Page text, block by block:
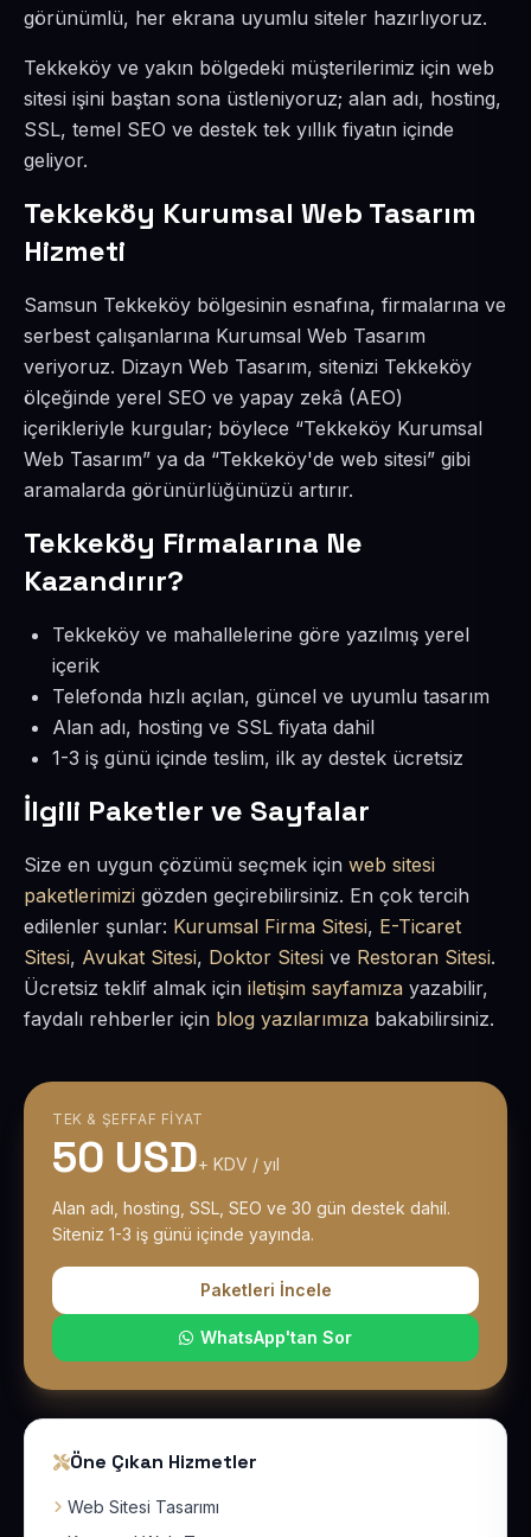
görünümlü, her ekrana uyumlu siteler hazırlıyoruz.
Tekkeköy ve yakın bölgedeki müşterilerimiz için web
sitesi işini baştan sona üstleniyoruz; alan adı, hosting,
SSL, temel SEO ve destek tek yıllık fiyatın içinde
geliyor.
Tekkeköy Kurumsal Web Tasarım
Hizmeti
Samsun Tekkeköy bölgesinin esnafına, firmalarına ve
serbest çalışanlarına Kurumsal Web Tasarım
veriyoruz. Dizayn Web Tasarım, sitenizi Tekkeköy
ölçeğinde yerel SEO ve yapay zekâ (AEO)
içerikleriyle kurgular; böylece “Tekkeköy Kurumsal
Web Tasarım” ya da “Tekkeköy'de web sitesi” gibi
aramalarda görünürlüğünüzü artırır.
Tekkeköy Firmalarına Ne
Kazandırır?
Tekkeköy ve mahallelerine göre yazılmış yerel
içerik
Telefonda hızlı açılan, güncel ve uyumlu tasarım
Alan adı, hosting ve SSL fiyata dahil
1-3 iş günü içinde teslim, ilk ay destek ücretsiz
İlgili Paketler ve Sayfalar
Size en uygun çözümü seçmek için web sitesi
paketlerimizi gözden geçirebilirsiniz. En çok tercih
edilenler şunlar: Kurumsal Firma Sitesi, E-Ticaret
Sitesi, Avukat Sitesi, Doktor Sitesi ve Restoran Sitesi.
Ücretsiz teklif almak için iletişim sayfamıza yazabilir,
faydalı rehberler için blog yazılarımıza bakabilirsiniz.
TEK & ŞEFFAF FIYAT
50 USD+ KDV / yıl
Alan adı, hosting, SSL, SEO ve 30 gün destek dahil.
Siteniz 1-3 iş günü içinde yayında.
Paketleri İncele
WhatsApp'tan Sor
Öne Çıkan Hizmetler
Web Sitesi Tasarımı